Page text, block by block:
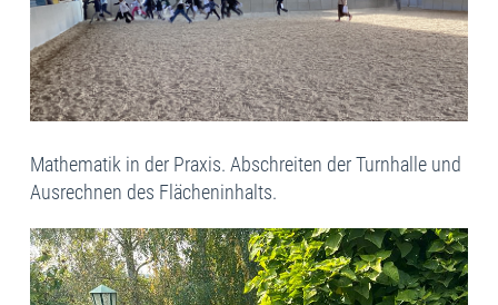
Mathematik in der Praxis. Abschreiten der Turnhalle und
Ausrechnen des Flächeninhalts.